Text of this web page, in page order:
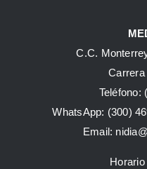
C.C.
Carrera
Teléfono:
WhatsApp: (300)
Email: